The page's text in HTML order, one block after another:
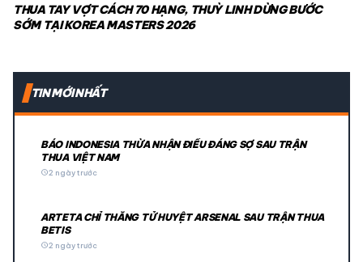
THUA TAY VỢT CÁCH 70 HẠNG, THUỲ LINH DỪNG BƯỚC
SỚM TẠI KOREA MASTERS 2026
TIN MỚI NHẤT
BÁO INDONESIA THỪA NHẬN ĐIỀU ĐÁNG SỢ SAU TRẬN
THUA VIỆT NAM
schedule2 ngày trước
ARTETA CHỈ THẲNG TỬ HUYỆT ARSENAL SAU TRẬN THUA
BETIS
schedule2 ngày trước